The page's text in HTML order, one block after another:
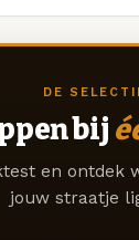
DE
bij
en ontdek
jouw straatje